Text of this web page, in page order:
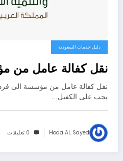
دليل خدمات السعودية
نقل كفالة عامل من
نقل كفالة عامل من مؤسسة الى
يجب على الكفيل…
Hoda AL Sayed 0 تعليقات